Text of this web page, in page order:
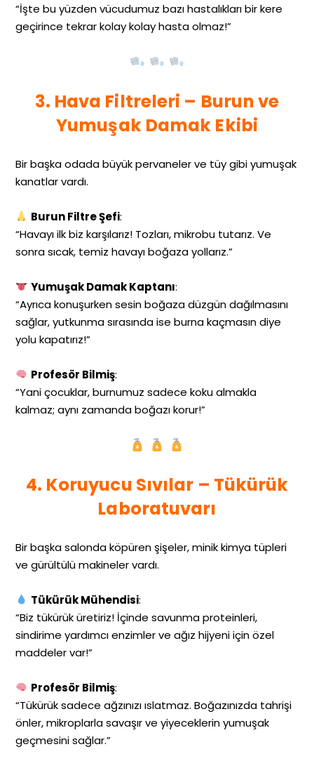
“İşte bu yüzden vücudumuz bazı hastalıkları bir kere
geçirince tekrar kolay kolay hasta olmaz!”
3. Hava Filtreleri – Burun ve
Yumuşak Damak Ekibi
Bir başka odada büyük pervaneler ve tüy gibi yumuşak
kanatlar vardı.
Burun Filtre Şefi:
“Havayı ilk biz karşılarız! Tozları, mikrobu tutarız. Ve
sonra sıcak, temiz havayı boğaza yollarız.”
Yumuşak Damak Kaptanı:
“Ayrıca konuşurken sesin boğaza düzgün dağılmasını
sağlar, yutkunma sırasında ise burna kaçmasın diye
yolu kapatırız!”
Profesör Bilmiş:
“Yani çocuklar, burnumuz sadece koku almakla
kalmaz; aynı zamanda boğazı korur!”
4. Koruyucu Sıvılar – Tükürük
Laboratuvarı
Bir başka salonda köpüren şişeler, minik kimya tüpleri
ve gürültülü makineler vardı.
Tükürük Mühendisi:
“Biz tükürük üretiriz! İçinde savunma proteinleri,
sindirime yardımcı enzimler ve ağız hijyeni için özel
maddeler var!”
Profesör Bilmiş:
“Tükürük sadece ağzınızı ıslatmaz. Boğazınızda tahrişi
önler, mikroplarla savaşır ve yiyeceklerin yumuşak
geçmesini sağlar.”